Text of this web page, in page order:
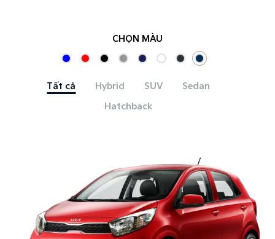
CHỌN MÀU
Tất cả Hybrid SUV
Sedan
Hatchback